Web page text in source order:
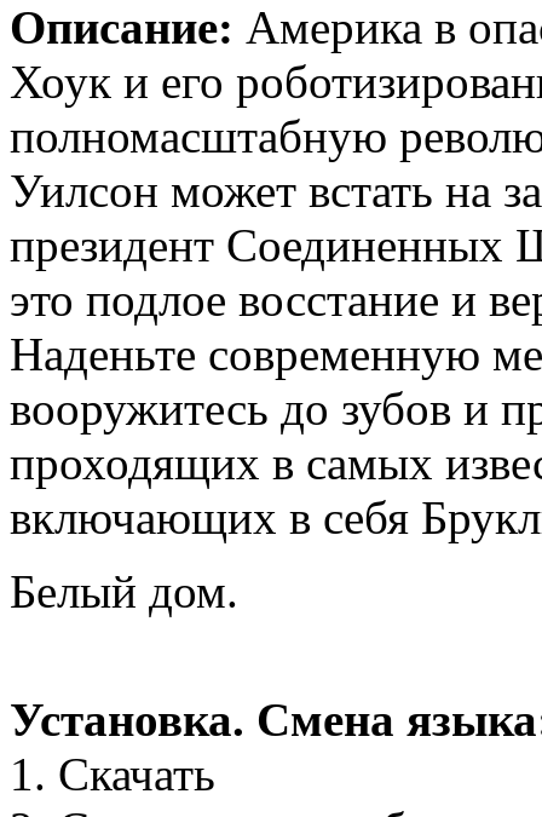
Описание: Америка в
Хоук и его
полномасштабную
Уилсон может встать на
президент Соединенных
это подлое восстание и
Наденьте современную
вооружитесь до зубов и
проходящих в самых
включающих в себя
Белый дом.
Установка. Смена
1. Скачать